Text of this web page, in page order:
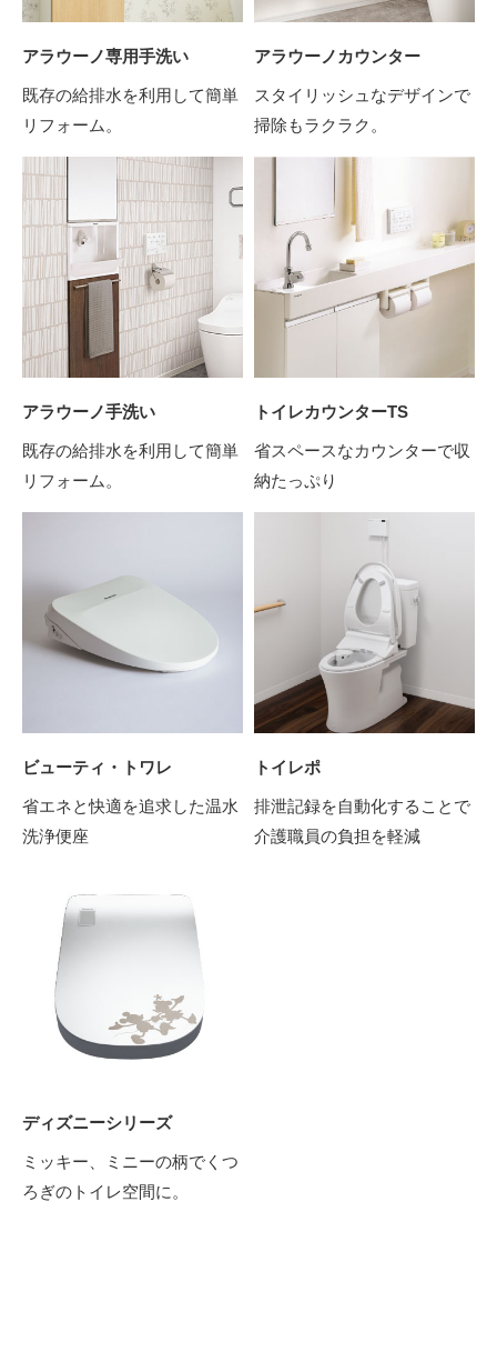
アラウーノ専用手洗い
既存の給排水を利用して簡単
リフォーム。
アラウーノカウンター
スタイリッシュなデザインで
掃除もラクラク。
アラウーノ手洗い
既存の給排水を利用して簡単
リフォーム。
トイレカウンターTS
省スペースなカウンターで収
納たっぷり
ビューティ・トワレ
省エネと快適を追求した温水
洗浄便座
トイレポ
排泄記録を自動化することで
介護職員の負担を軽減
ディズニーシリーズ
ミッキー、ミニーの柄でくつ
ろぎのトイレ空間に。